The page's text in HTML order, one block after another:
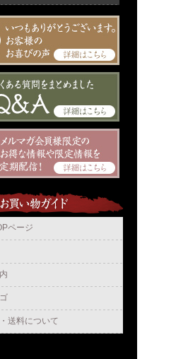
ページ
送料について